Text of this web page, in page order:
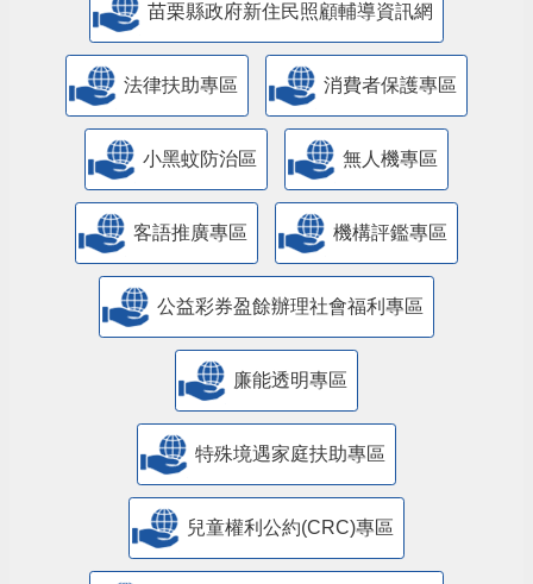
苗栗縣政府新住民照顧輔導資訊網
法律扶助專區 消費者保護專區
小黑蚊防治區 無人機專區
客語推廣專區 機構評鑑專區
公益彩券盈餘辦理社會福利專區
廉能透明專區
特殊境遇家庭扶助專區
兒童權利公約(CRC)專區